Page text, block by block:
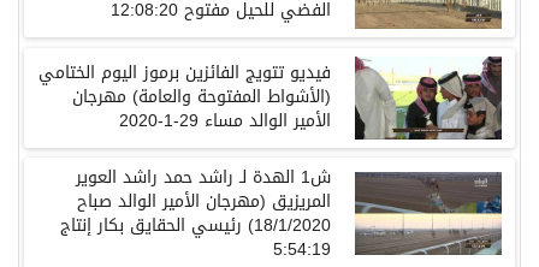
الفضي للحيل مفتوح 12:08:20
فيديو تتويج الفائزين برموز اليوم الختامي
(الأشواط المفتوحة والعامة) مهرجان
الأمير الوالد مساء 29-1-2020
ش1 الهدة لـ راشد حمد راشد العوير
المريزيق (مهرجان الأمير الوالد صباح
18/1/2020) رئيسي الحقايق بكار إنتاج
5:54:19